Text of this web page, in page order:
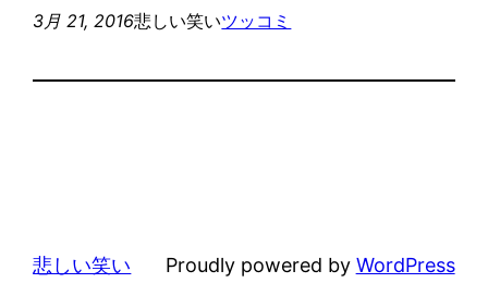
3月 21, 2016悲しい笑いツッコミ
悲しい笑い Proudly powered by WordPress